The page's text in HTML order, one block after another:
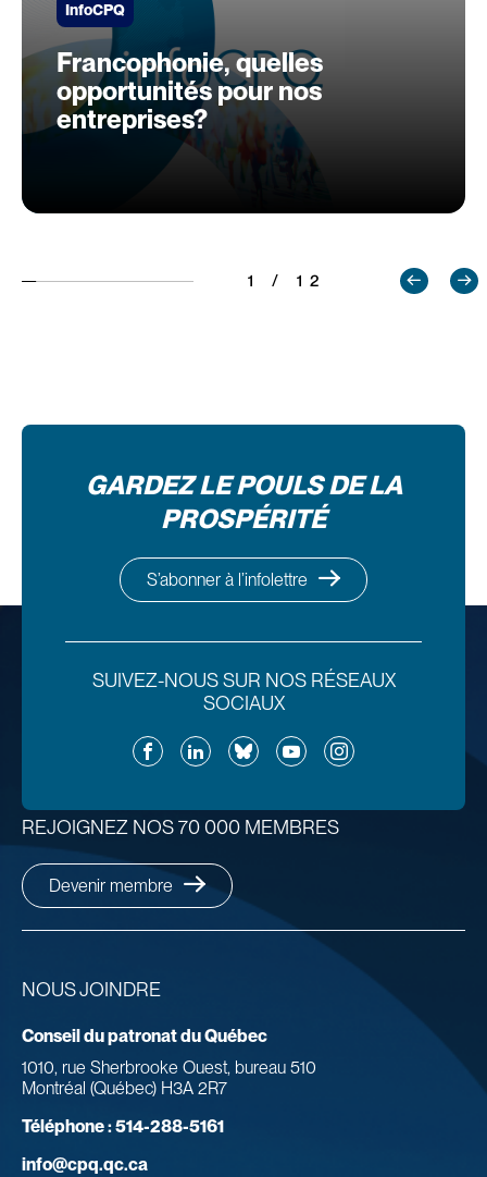
InfoCPQ
Francophonie, quelles
opportunités pour nos
entreprises?
1 / 12
GARDEZ LE POULS DE LA
PROSPÉRITÉ
S’abonner à l’infolettre
SUIVEZ-NOUS SUR NOS RÉSEAUX
SOCIAUX
FacebookLinkedInBlueskyYouTubeInstagram
NOUS JOINDRE
Conseil du patronat du Québec
1010, rue Sherbrooke Ouest, bureau 510
Montréal (Québec) H3A 2R7
Téléphone :514-288-5161
info@cpq.qc.ca
REJOIGNEZ NOS 70 000 MEMBRES
Devenir membre